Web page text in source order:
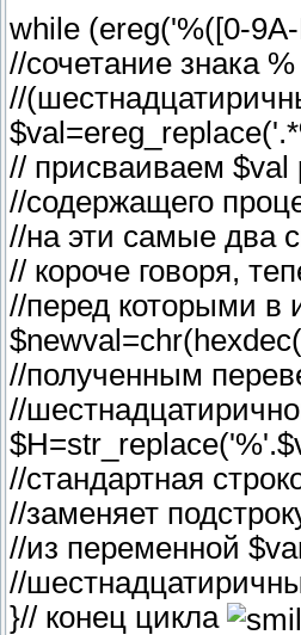
while (ereg('%([0-
//сочетание знака
//
// присваиваем $val
//содержащего
//на эти самые два
// короче говоря,
//перед которыми в
//полученным
//
//стандартная
//заменяет
//из переменной
//
}// конец цикла